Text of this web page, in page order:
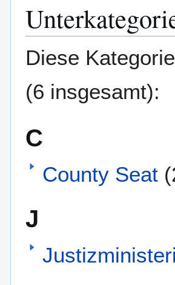
Diese
(6 insgesamt):
C
County Seat
J